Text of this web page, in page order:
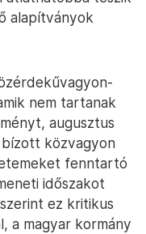
alapítványok
nem tartanak
augusztus
bízott közvagyon
fenntartó
időszakot
ez kritikus
a magyar kormány